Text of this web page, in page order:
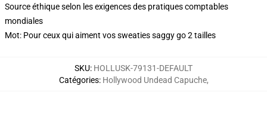
Source éthique selon les exigences des pratiques comptables
mondiales
Mot: Pour ceux qui aiment vos sweaties saggy go 2 tailles
SKU: HOLLUSK-79131-DEFAULT
Catégories: Hollywood Undead Capuche,